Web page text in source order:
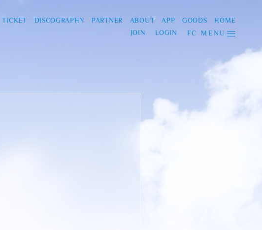
TICKET DISCOGRAPHY PARTNER ABOUT APP GOODS
HOME
JOIN
LOGIN FC MENU